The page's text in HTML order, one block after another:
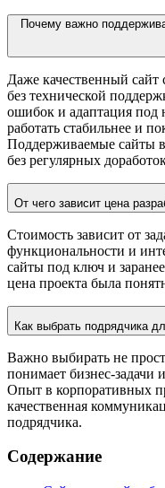
Почему важно
Даже качественный сайт
без технической
ошибок и адаптация под
работать стабильнее и
Поддерживаемые сайты
без регулярных
От чего зависит цена
Стоимость зависит от
функциональности и
сайты под ключ и
цена проекта была
Как выбрать подрядчика
Важно выбирать не
понимает бизнес-задачи и
Опыт в корпоративных
качественная
подрядчика.
Содержание